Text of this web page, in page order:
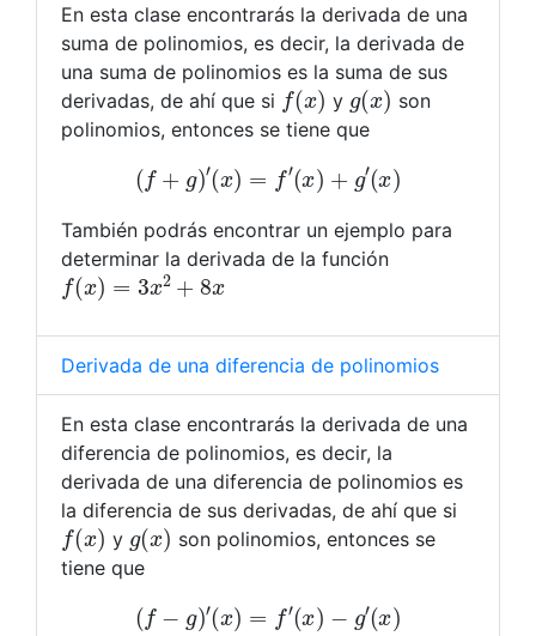
En esta clase encontrarás la derivada de una
suma de polinomios, es decir, la derivada de
una suma de polinomios es la suma de sus
derivadas, de ahí que si f(x ) y g(x) son
polinomios, entonces se tiene que
(f g)′ x (x) + g′ x)
También podrás encontrar un ejemplo para
determinar la derivada de la función
f(x)=3x2 +8x
Derivada de una diferencia de polinomios
En esta clase encontrarás la derivada de una
diferencia de polinomios, es decir, la
derivada de una diferencia de polinomios es
la diferencia de sus derivadas, de ahí que si
f(x) y g(x) son polinomios, entonces se
tiene que
−g)′(x ′(x)− x)